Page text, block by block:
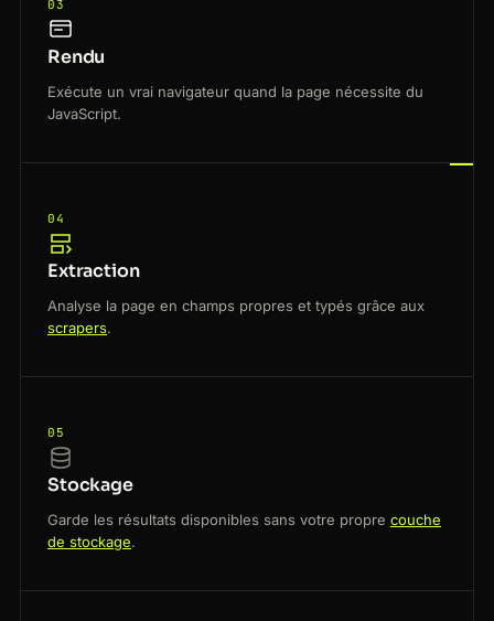
03
Rendu
Exécute un vrai navigateur quand la page nécessite du
JavaScript.
04
Extraction
Analyse la page en champs propres et typés grâce aux
scrapers.
05
Stockage
Garde les résultats disponibles sans votre propre couche
de stockage.